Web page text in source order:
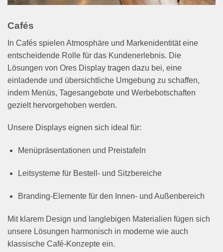
Cafés
In Cafés spielen Atmosphäre und Markenidentität eine
entscheidende Rolle für das Kundenerlebnis. Die
Lösungen von Ores Display tragen dazu bei, eine
einladende und übersichtliche Umgebung zu schaffen,
indem Menüs, Tagesangebote und Werbebotschaften
gezielt hervorgehoben werden.
Unsere Displays eignen sich ideal für:
Menüpräsentationen und Preistafeln
Leitsysteme für Bestell- und Sitzbereiche
Branding-Elemente für den Innen- und Außenbereich
Mit klarem Design und langlebigen Materialien fügen sich
unsere Lösungen harmonisch in moderne wie auch
klassische Café-Konzepte ein.